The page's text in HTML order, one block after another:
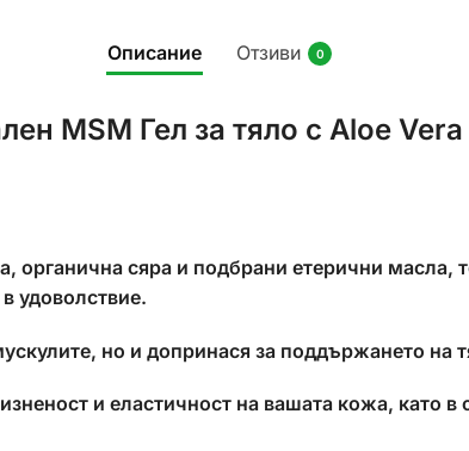
Описание Отзиви 0
MSM Гел за тяло с Aloe
органична сяра и подбрани етерични
удоволствие.
но и допринася за поддържането на
и еластичност на вашата кожа, като